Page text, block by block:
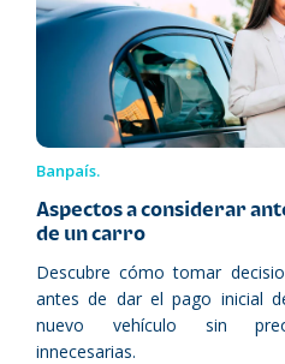
Banpaís.
Aspectos a considerar
de un carro
Descubre cómo tomar
antes de dar el pago inicial
nuevo vehículo sin
innecesarias.